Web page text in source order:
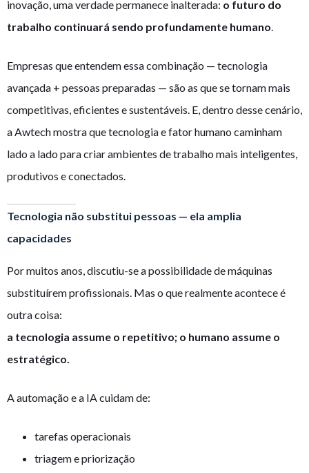
inovação, uma verdade permanece inalterada: o futuro do
trabalho continuará sendo profundamente humano.
Empresas que entendem essa combinação — tecnologia
avançada + pessoas preparadas — são as que se tornam mais
competitivas, eficientes e sustentáveis. E, dentro desse cenário,
a Awtech mostra que tecnologia e fator humano caminham
lado a lado para criar ambientes de trabalho mais inteligentes,
produtivos e conectados.
Tecnologia não substitui pessoas — ela amplia
capacidades
Por muitos anos, discutiu-se a possibilidade de máquinas
substituírem profissionais. Mas o que realmente acontece é
outra coisa:
a tecnologia assume o repetitivo; o humano assume o
estratégico.
A automação e a IA cuidam de:
tarefas operacionais
triagem e priorização